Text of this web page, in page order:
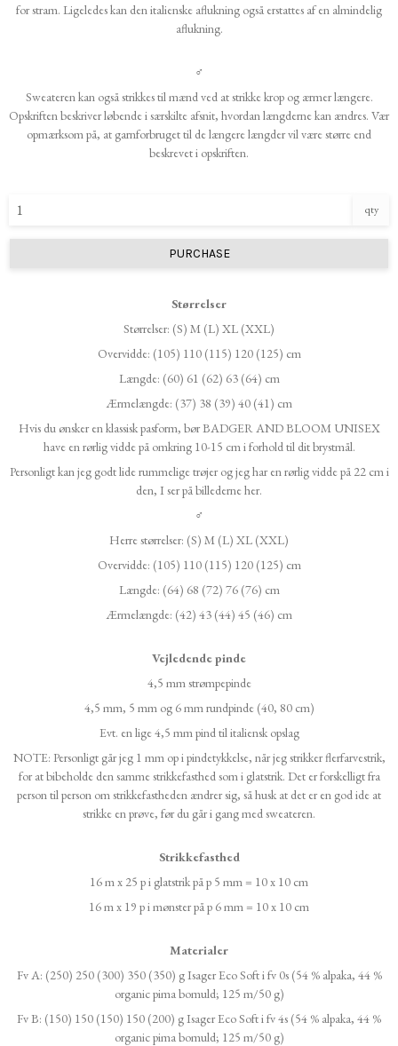
for stram. Ligeledes kan den italienske aflukning også erstattes af en almindelig
aflukning.
♂
Sweateren kan også strikkes til mænd ved at strikke krop og ærmer længere.
Opskriften beskriver løbende i særskilte afsnit, hvordan længderne kan ændres. Vær
opmærksom på, at garnforbruget til de længere længder vil være større end
beskrevet i opskriften.
qty
PURCHASE
Størrelser
Størrelser: (S) M (L) XL (XXL)
Overvidde: (105) 110 (115) 120 (125) cm
Længde: (60) 61 (62) 63 (64) cm
Ærmelængde: (37) 38 (39) 40 (41) cm
Hvis du ønsker en klassisk pasform, bør BADGER AND BLOOM UNISEX
have en rørlig vidde på omkring 10-15 cm i forhold til dit brystmål.
Personligt kan jeg godt lide rummelige trøjer og jeg har en rørlig vidde på 22 cm i
den, I ser på billederne her.
♂
Herre størrelser: (S) M (L) XL (XXL)
Overvidde: (105) 110 (115) 120 (125) cm
Længde: (64) 68 (72) 76 (76) cm
Ærmelængde: (42) 43 (44) 45 (46) cm
Vejledende pinde
4,5 mm strømpepinde
4,5 mm, 5 mm og 6 mm rundpinde (40, 80 cm)
Evt. en lige 4,5 mm pind til italiensk opslag
NOTE: Personligt går jeg 1 mm op i pindetykkelse, når jeg strikker flerfarvestrik,
for at bibeholde den samme strikkefasthed som i glatstrik. Det er forskelligt fra
person til person om strikkefastheden ændrer sig, så husk at det er en god ide at
strikke en prøve, før du går i gang med sweateren.
Strikkefasthed
16 m x 25 p i glatstrik på p 5 mm = 10 x 10 cm
16 m x 19 p i mønster på p 6 mm = 10 x 10 cm
Materialer
Fv A: (250) 250 (300) 350 (350) g Isager Eco Soft i fv 0s (54 % alpaka, 44 %
organic pima bomuld; 125 m/50 g)
Fv B: (150) 150 (150) 150 (200) g Isager Eco Soft i fv 4s (54 % alpaka, 44 %
organic pima bomuld; 125 m/50 g)